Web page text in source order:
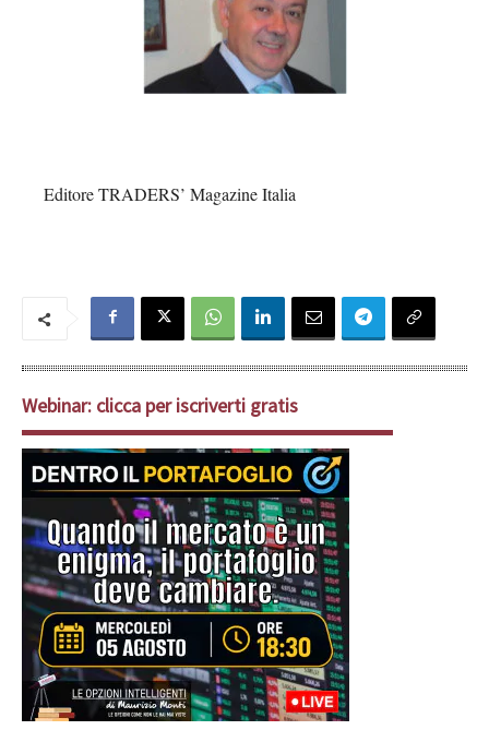
Editore TRADERS’ Magazine Italia
Webinar: clicca per iscriverti gratis